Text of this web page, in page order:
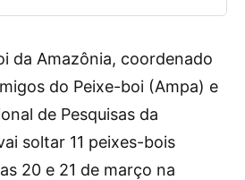
da Amazônia, coordenado
do Peixe-boi (Ampa) e
de Pesquisas da
soltar 11 peixes-bois
20 e 21 de março na